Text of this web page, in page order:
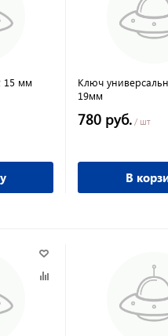
15 мм
Ключ
19мм
780 руб. / шт
В